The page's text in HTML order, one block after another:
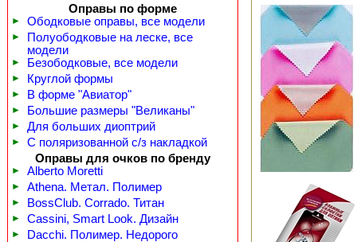
Оправы по форме
► Ободковые оправы, все модели
►
Полуободковые на леске, все
модели
► Безободковые, все модели
► Круглой формы
► В форме "Авиатор"
► Большие размеры "Великаны"
► Для больших диоптрий
►
С поляризованной с/з накладкой
Оправы для очков по бренду
► Alberto Moretti
► Athena. Метал. Полимер
► BossClub. Corrado. Титан
► Cassini, Smart Look. Дизайн
► Dacchi. Полимер. Недорого